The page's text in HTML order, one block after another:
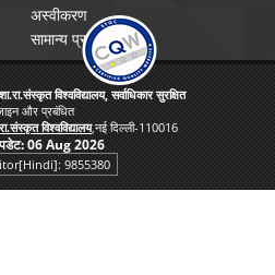
अस्वीकरण
सामान्य प्रश्न
विश्वविद्यालय, सर्वाधिकार सुरक्षित
और प्रबंधित
विश्वविद्यालय,नई दिल्ली-110016
06 Aug 2026
9855380